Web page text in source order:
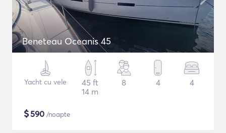
Beneteau Oceanis 45
Yacht cu vele
45 ft
14 m
8 4 4
$590 /noapte